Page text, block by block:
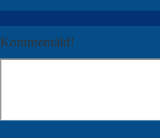
Kommentáld!